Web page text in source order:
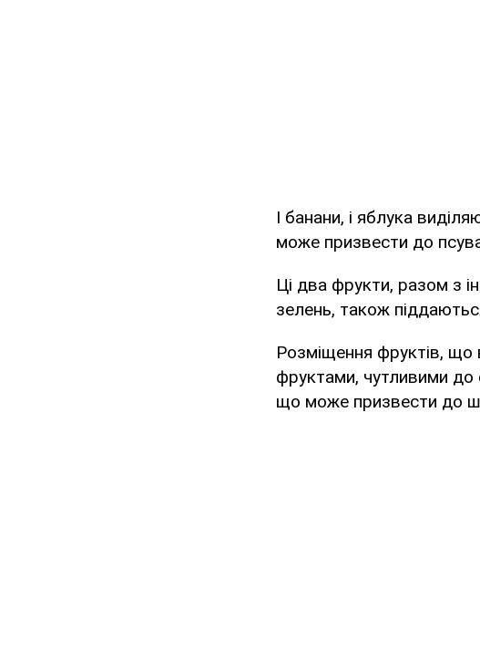
І банани, і яблука
може призвести до
Ці два фрукти, разом з
зелень, також
Розміщення фруктів, що
фруктами, чутливими до
що може призвести до